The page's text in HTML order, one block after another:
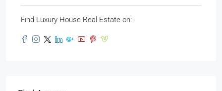
Find Luxury House Real Estate on: